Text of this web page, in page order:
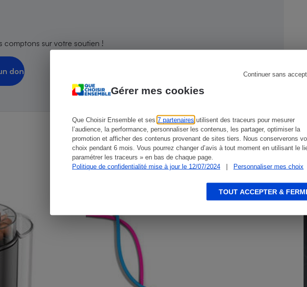
Gérer mes cookies
Que Choisir Ensemble et ses 7 partenaires utilisent des traceurs pour mesurer
l’audience, la performance, personnaliser les contenus, les partager, optimiser la
promotion et afficher des contenus provenant de sites tiers. Nous conserverons
choix pendant 6 mois. Vous pourrez changer d’avis à tout moment en utilisant le
paramétrer les traceurs » en bas de chaque page.
Politique de confidentialité mise à jour le 12/07/2024
| Personnaliser mes choix
Continuer sans
TOUT ACCEPTER &
comptons sur votre soutien !
don
Robot ménager